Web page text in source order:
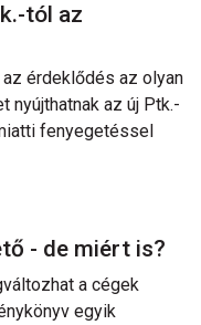
tól az
érdeklődés az olyan
nyújthatnak az új Ptk.-
fenyegetéssel
- de miért is?
a cégek
egyik